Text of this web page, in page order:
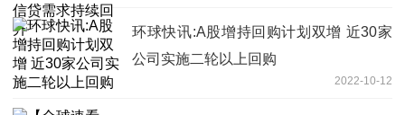
环球快讯:A股增持回购计划双增 近30家
公司实施二轮以上回购
2022-10-12